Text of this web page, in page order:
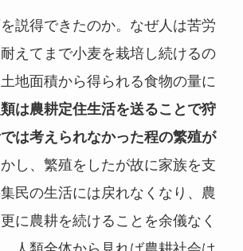
説得できたのか。なぜ人は苦労
えてまで小麦を栽培し続けるの
地面積から得られる食物の量に
類は農耕定住生活を送ることで狩
は考えられなかった程の繁殖が
し、繁殖をしたが故に家族を支
民の生活には戻れなくなり、農
に農耕を続けることを余儀なく